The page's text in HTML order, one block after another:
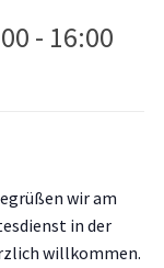
- 16:00
wir am
in der
willkommen.